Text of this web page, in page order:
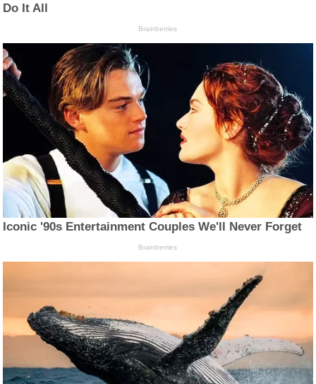
Do It All
Brainberries
Iconic '90s Entertainment Couples We'll Never Forget
Brainberries